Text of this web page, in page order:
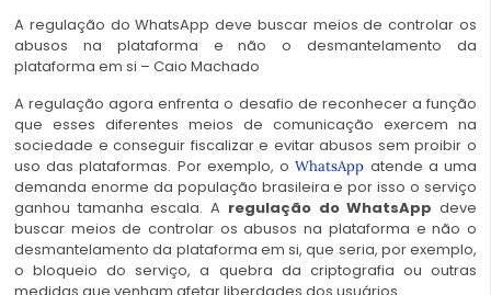
A regulação do WhatsApp deve buscar meios de controlar os
abusos na plataforma e não o desmantelamento da
plataforma em si – Caio Machado
A regulação agora enfrenta o desafio de reconhecer a função
que esses diferentes meios de comunicação exercem na
sociedade e conseguir fiscalizar e evitar abusos sem proibir o
uso das plataformas. Por exemplo, oWhatsApp atende a uma
demanda enorme da população brasileira e por isso o serviço
ganhou tamanha escala. A regulação do WhatsApp deve
buscar meios de controlar os abusos na plataforma e não o
desmantelamento da plataforma em si, que seria, por exemplo,
o bloqueio do serviço, a quebra da criptografia ou outras
medidas que venham afetar liberdades dos usuários.